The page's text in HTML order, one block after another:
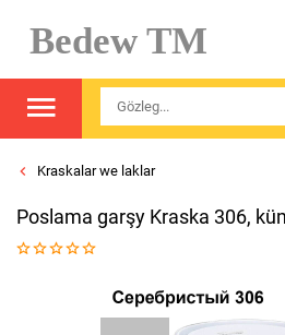
Bedew TM
Kraskalar we laklar
Poslama garşy Kraska 306,